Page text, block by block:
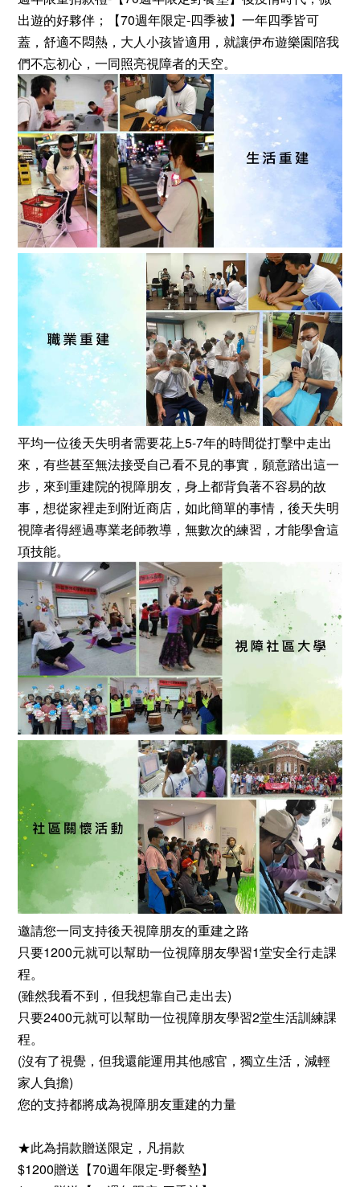
出遊的好夥伴；【70週年限定-四季被】一年四季皆可
蓋，舒適不悶熱，大人小孩皆適用，就讓伊布遊樂園陪我
們不忘初心，一同照亮視障者的天空。
平均一位後天失明者需要花上5-7年的時間從打擊中走出
來，有些甚至無法接受自己看不見的事實，願意踏出這一
步，來到重建院的視障朋友，身上都背負著不容易的故
事，想從家裡走到附近商店，如此簡單的事情，後天失明
視障者得經過專業老師教導，無數次的練習，才能學會這
項技能。
邀請您一同支持後天視障朋友的重建之路
只要1200元就可以幫助一位視障朋友學習1堂安全行走課
程。
(雖然我看不到，但我想靠自己走出去)
只要2400元就可以幫助一位視障朋友學習2堂生活訓練課
程。
(沒有了視覺，但我還能運用其他感官，獨立生活，減輕
家人負擔)
您的支持都將成為視障朋友重建的力量
★此為捐款贈送限定，凡捐款
$1200贈送【70週年限定-野餐墊】